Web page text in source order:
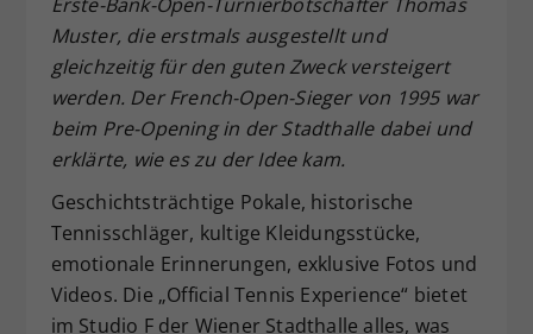
Muster, die erstmals ausgestellt und
gleichzeitig für den guten Zweck versteigert
werden. Der French-Open-Sieger von 1995 war
beim Pre-Opening in der Stadthalle dabei und
erklärte, wie es zu der Idee kam.
Geschichtsträchtige Pokale, historische
Tennisschläger, kultige Kleidungsstücke,
emotionale Erinnerungen, exklusive Fotos und
Videos. Die „Official Tennis Experience“ bietet
im Studio F der Wiener Stadthalle alles, was